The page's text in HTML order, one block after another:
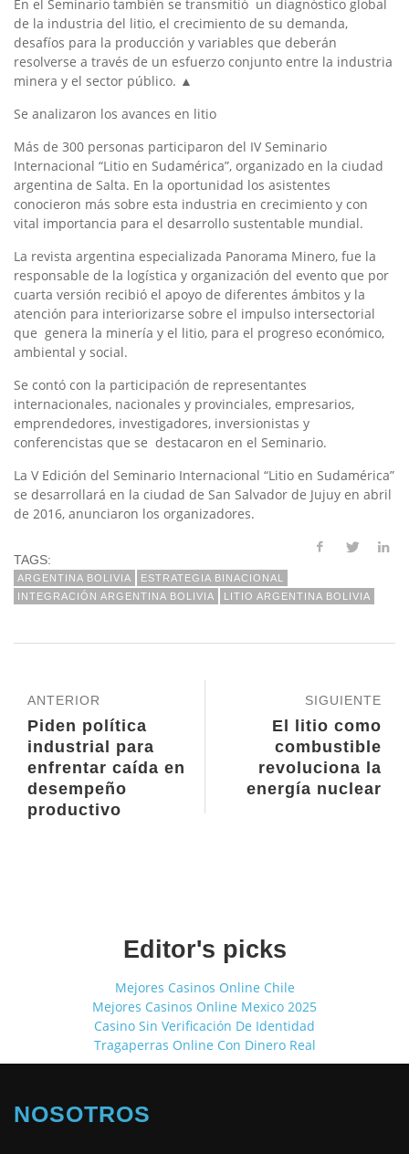
En el Seminario también se transmitió un diagnóstico global
de la industria del litio, el crecimiento de su demanda,
desafíos para la producción y variables que deberán
resolverse a través de un esfuerzo conjunto entre la industria
minera y el sector público. ▲
Se analizaron los avances en litio
Más de 300 personas participaron del IV Seminario
Internacional “Litio en Sudamérica”, organizado en la ciudad
argentina de Salta. En la oportunidad los asistentes
conocieron más sobre esta industria en crecimiento y con
vital importancia para el desarrollo sustentable mundial.
La revista argentina especializada Panorama Minero, fue la
responsable de la logística y organización del evento que por
cuarta versión recibió el apoyo de diferentes ámbitos y la
atención para interiorizarse sobre el impulso intersectorial
que genera la minería y el litio, para el progreso económico,
ambiental y social.
Se contó con la participación de representantes
internacionales, nacionales y provinciales, empresarios,
emprendedores, investigadores, inversionistas y
conferencistas que se destacaron en el Seminario.
La V Edición del Seminario Internacional “Litio en Sudamérica”
se desarrollará en la ciudad de San Salvador de Jujuy en abril
de 2016, anunciaron los organizadores.
TAGS:
ARGENTINA BOLIVIA
ESTRATEGIA BINACIONAL
INTEGRACIÓN ARGENTINA BOLIVIA
LITIO ARGENTINA BOLIVIA
SIGUIENTE
El litio como
combustible
revoluciona la
energía nuclear
ANTERIOR
Piden política
industrial para
enfrentar caída en
desempeño
productivo
Editor's picks
Mejores Casinos Online Chile
Mejores Casinos Online Mexico 2025
Casino Sin Verificación De Identidad
Tragaperras Online Con Dinero Real
NOSOTROS